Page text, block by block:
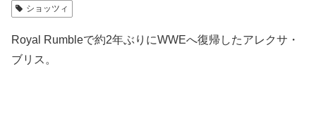
ショッツィ
Royal Rumbleで約2年ぶりにWWEへ復帰したアレクサ・
ブリス。